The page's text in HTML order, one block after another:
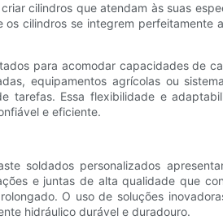
cilindros que atendam às suas
cilindros se integrem perfeitamente
para acomodar capacidades de
equipamentos agrícolas ou
Essa flexibilidade e
e eficiente.
soldados personalizados
e juntas de alta qualidade que
O uso de soluções
hidráulico durável e duradouro.